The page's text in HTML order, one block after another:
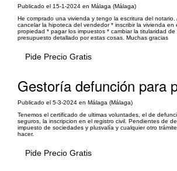
Publicado el 15-1-2024 en Málaga (Málaga)
He comprado una vivienda y tengo la escritura del notario.
cancelar la hipoteca del vendedor * inscribir la vivienda en
propiedad * pagar los impuestos * cambiar la titularidad de
presupuesto detallado por estas cosas. Muchas gracias
Pide Precio Gratis
Gestoría defunción para
Publicado el 5-3-2024 en Málaga (Málaga)
Tenemos el certificado de ultimas voluntades, el de
seguros, la inscripcion en el registro civil. Pendientes de
impuesto de sociedades y plusvalía y cualquier otro
hacer.
Pide Precio Gratis